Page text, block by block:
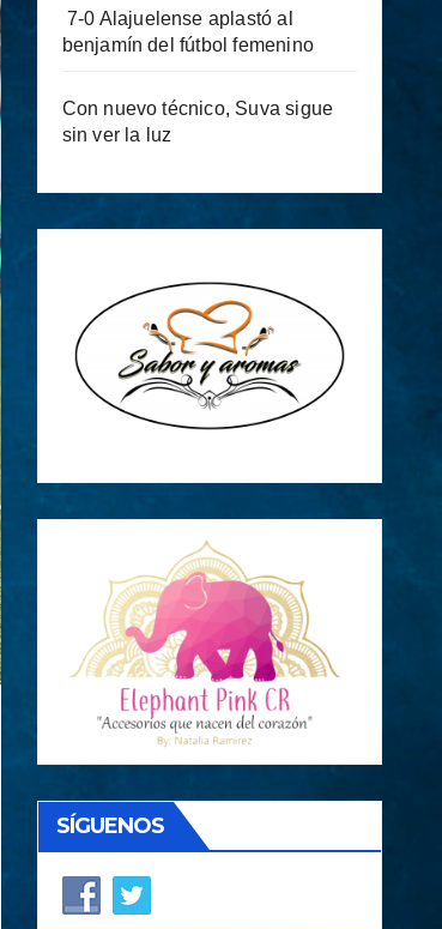
7-0 Alajuelense aplastó al
benjamín del fútbol femenino
Con nuevo técnico, Suva sigue
sin ver la luz
SÍGUENOS